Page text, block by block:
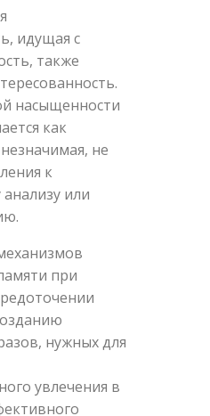
идущая с
также
насыщенности
как
не
к
или
при
нужных для
увлечения в